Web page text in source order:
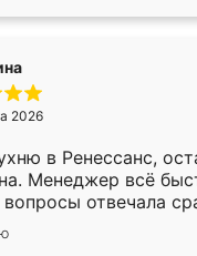
же он более
что-то
только
2026
в Ренессанс,
Менеджер всё
отвечала
в субботу,